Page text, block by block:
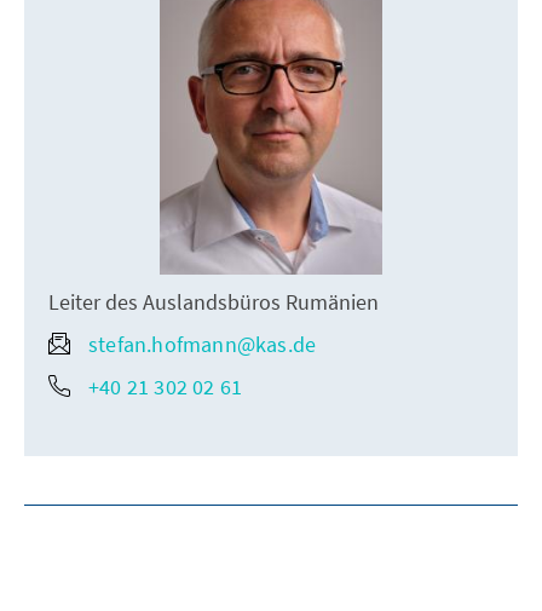
Leiter des Auslandsbüros Rumänien
stefan.hofmann@kas.de
+40 21 302 02 61